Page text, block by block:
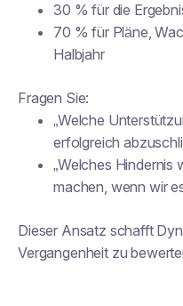
30 % für die
70 % für Pläne,
Halbjahr
Fragen Sie:
„Welche
erfolgreich
„Welches Hindernis
machen, wenn wir
Dieser Ansatz schafft
Vergangenheit zu